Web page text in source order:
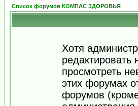
Список форумов КОМПАС ЗДОРОВЬЯ
Хотя
просмотреть
этих форумах
форумов